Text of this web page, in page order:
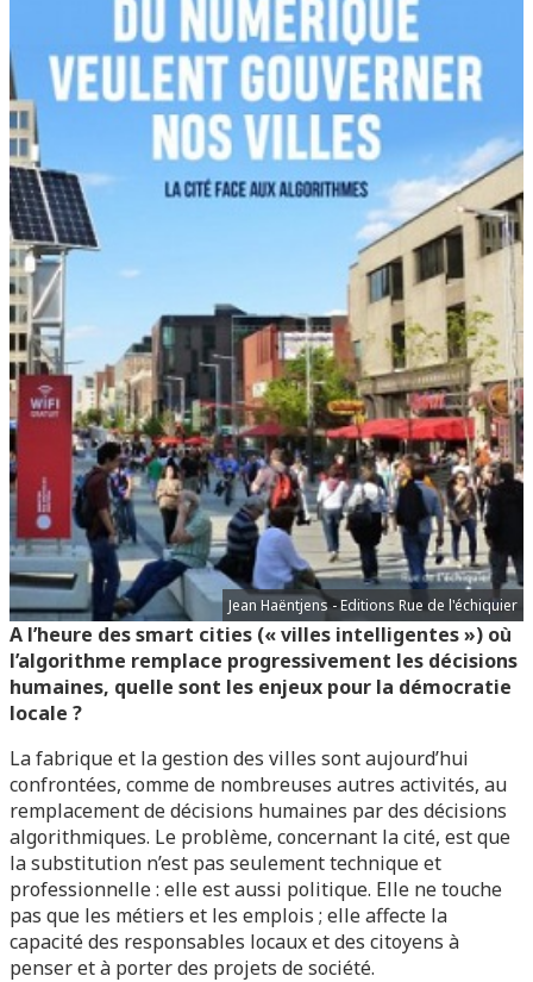
Jean Haëntjens - Editions Rue de l'échiquier
A l’heure des smart cities (« villes intelligentes ») où
l’algorithme remplace progressivement les décisions
humaines, quelle sont les enjeux pour la démocratie
locale ?
La fabrique et la gestion des villes sont aujourd’hui
confrontées, comme de nombreuses autres activités, au
remplacement de décisions humaines par des décisions
algorithmiques. Le problème, concernant la cité, est que
la substitution n’est pas seulement technique et
professionnelle : elle est aussi politique. Elle ne touche
pas que les métiers et les emplois ; elle affecte la
capacité des responsables locaux et des citoyens à
penser et à porter des projets de société.